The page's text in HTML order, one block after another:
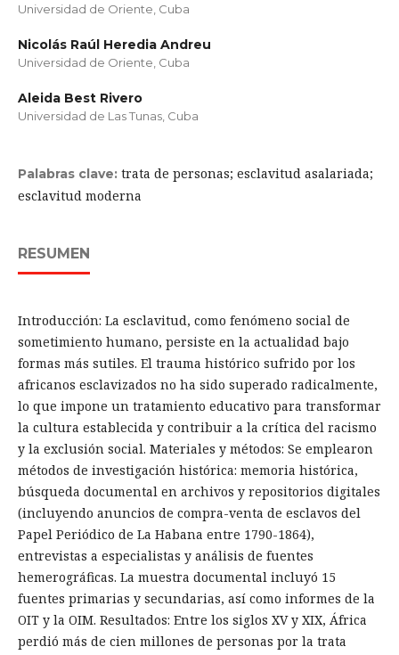
Universidad de Oriente, Cuba
Nicolás Raúl Heredia Andreu
Universidad de Oriente, Cuba
Aleida Best Rivero
Universidad de Las Tunas, Cuba
Palabras clave: trata de personas; esclavitud asalariada;
esclavitud moderna
RESUMEN
Introducción: La esclavitud, como fenómeno social de
sometimiento humano, persiste en la actualidad bajo
formas más sutiles. El trauma histórico sufrido por los
africanos esclavizados no ha sido superado radicalmente,
lo que impone un tratamiento educativo para transformar
la cultura establecida y contribuir a la crítica del racismo
y la exclusión social. Materiales y métodos: Se emplearon
métodos de investigación histórica: memoria histórica,
búsqueda documental en archivos y repositorios digitales
(incluyendo anuncios de compra-venta de esclavos del
Papel Periódico de La Habana entre 1790-1864),
entrevistas a especialistas y análisis de fuentes
hemerográficas. La muestra documental incluyó 15
fuentes primarias y secundarias, así como informes de la
OIT y la OIM. Resultados: Entre los siglos XV y XIX, África
perdió más de cien millones de personas por la trata